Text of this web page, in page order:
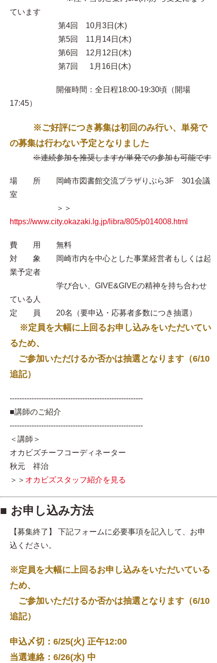
ています
第4回 10月3日(木)
第5回 11月14日(木)
第6回 12月12日(木)
第7回 1月16日(木)
開催時間：全日程18:00-19:30頃（開場
17:45）
※ご好評につき募集は初回のみ行い、単発で
の募集は行わない予定となりました
※連続参加を推奨しますが単発での参加も可能です
場 所 岡崎市図書館交流プラザりぶら3F 301会議
室
＞＞
https://www.city.okazaki.lg.jp/libra/805/p014008.html
費 用 無料
対 象 岡崎市内を中心とした事業経営者もしくは起
業予定者
学び合い、GIVE&GIVEの精神を持ち合わせ
ている人
定 員 20名（要申込・応募者多数につき抽選）
※定員を大幅に上回るお申し込みをいただいてい
るため、
ご参加いただけるか否かは抽選となります（6/10
追記）
-------------------------------------------------------
■講師のご紹介
-------------------------------------------------------
＜講師＞
オカビズチーフコーディネーター
秋元 祥治
＞＞ オカビズスタッフ紹介を見る
■ お申し込み方法
【募集終了】 下記フォームに必要事項を記入して、お申
込ください。
※定員を大幅に上回るお申し込みをいただいている
ため、
ご参加いただけるか否かは抽選となります（6/10
追記）
申込〆切：6/25(火) 正午12:00
当選連絡：6/26(水) 中